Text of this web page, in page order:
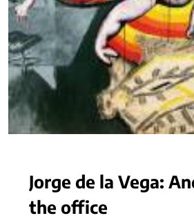
Jorge de la Vega:
the office